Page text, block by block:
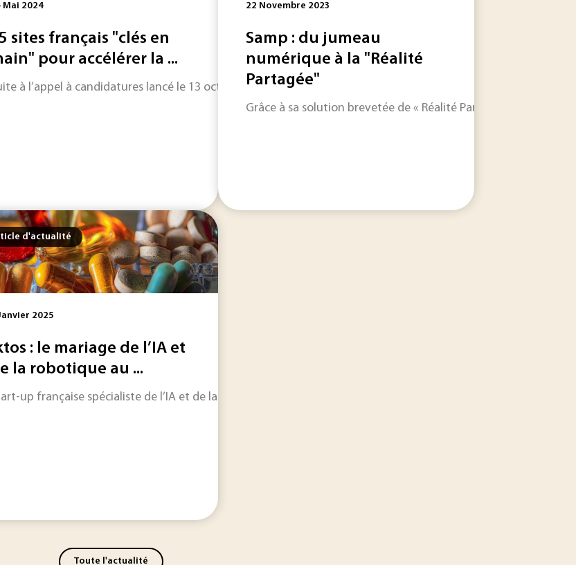
les informations qui feront l'actualité industrielle dans les jours et les semaines à venir.
Mai 2024
sites français "clés en
pour accélérer la ...
à l’appel à candidatures lancé le 13 octobre 2023, le gouvernement a officiellement lancé son dispositif «
22 Novembre 2023
Samp : du jumeau
numérique à la "Réalité
Partagée"
Grâce à sa solution brevetée de « Réalité Partagée », la
par l’Institut de Recherche Technologique Jules Verne, ne vend pas une promesse vague de matériaux «
d'actualité
2025
: le mariage de l’IA et
la robotique au ...
up française spécialiste de l’IA et de la robotique appliquées au développement de nouveaux
Toute l'actualité